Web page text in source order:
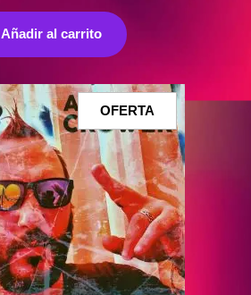
Añadir al carrito
OFERTA
OFERTA